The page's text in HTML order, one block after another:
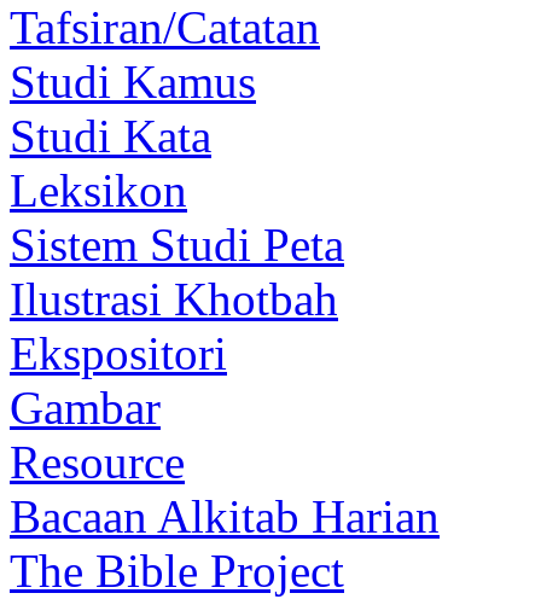
Tafsiran/Catatan
Studi Kamus
Studi Kata
Leksikon
Sistem Studi Peta
Ilustrasi Khotbah
Ekspositori
Gambar
Resource
Bacaan Alkitab Harian
The Bible Project